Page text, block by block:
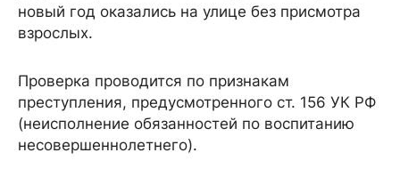
новый год оказались на улице без присмотра
взрослых.
Проверка проводится по признакам
преступления, предусмотренного ст. 156 УК РФ
(неисполнение обязанностей по воспитанию
несовершеннолетнего).